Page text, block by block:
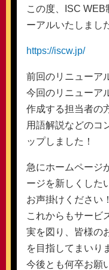
この度、ISC WEB
ーアルいたしまし
https://iscw.jp/
前回のリニューア
今回のリニューア
作成する担当者の
用語解説などのコ
ップしました！
急にホームページ
ージを新しくした
お声掛けください！
これからもサービ
実を図り、皆様の
を目指してまいり
今後とも何卒お願